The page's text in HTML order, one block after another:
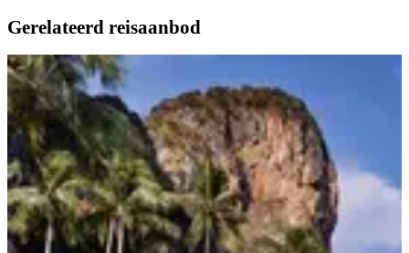
Gerelateerd reisaanbod